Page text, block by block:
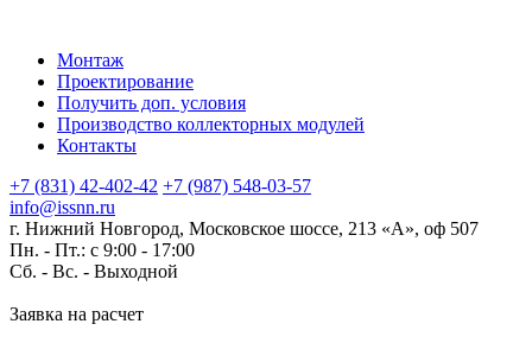
Монтаж
Проектирование
Получить доп. условия
Производство коллекторных модулей
Контакты
+7 (831) 42-402-42 +7 (987) 548-03-57
info@issnn.ru
г. Нижний Новгород, Московское шоссе, 213 «А», оф 507
Пн. - Пт.: с 9:00 - 17:00
Сб. - Вс. - Выходной
Заявка на расчет